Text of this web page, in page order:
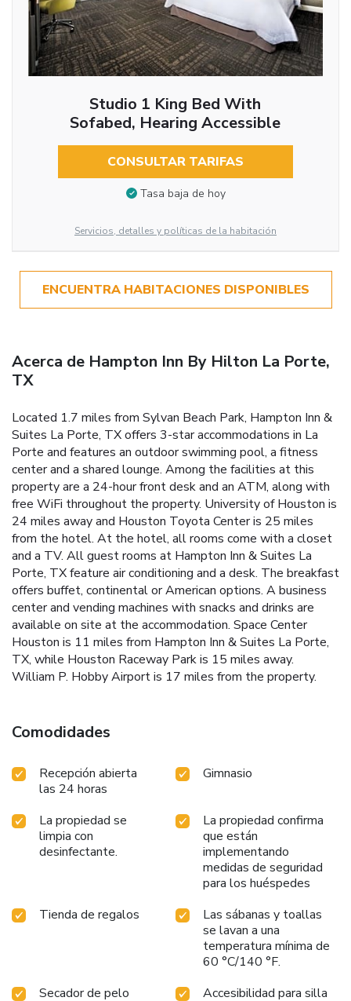
Studio 1 King Bed With
Sofabed, Hearing Accessible
CONSULTAR TARIFAS
Tasa baja de hoy
Servicios, detalles y políticas de la habitación
ENCUENTRA HABITACIONES DISPONIBLES
Acerca de Hampton Inn By Hilton La Porte,
TX
Located 1.7 miles from Sylvan Beach Park, Hampton Inn &
Suites La Porte, TX offers 3-star accommodations in La
Porte and features an outdoor swimming pool, a fitness
center and a shared lounge. Among the facilities at this
property are a 24-hour front desk and an ATM, along with
free WiFi throughout the property. University of Houston is
24 miles away and Houston Toyota Center is 25 miles
from the hotel. At the hotel, all rooms come with a closet
and a TV. All guest rooms at Hampton Inn & Suites La
Porte, TX feature air conditioning and a desk. The breakfast
offers buffet, continental or American options. A business
center and vending machines with snacks and drinks are
available on site at the accommodation. Space Center
Houston is 11 miles from Hampton Inn & Suites La Porte,
TX, while Houston Raceway Park is 15 miles away.
William P. Hobby Airport is 17 miles from the property.
Comodidades
Recepción abierta
las 24 horas
Gimnasio
La propiedad se
limpia con
desinfectante.
La propiedad confirma
que están
implementando
medidas de seguridad
para los huéspedes
Tienda de regalos
Las sábanas y toallas
se lavan a una
temperatura mínima de
60 °C/140 °F.
Secador de pelo
Accesibilidad para silla